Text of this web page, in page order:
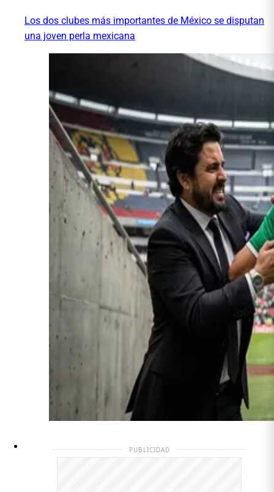
Los dos clubes más importantes de México se disputan
una joven perla mexicana
PUBLICIDAD